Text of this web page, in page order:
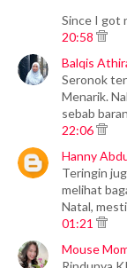
Since I got
20:58
Balqis
Seronok
Menarik.
sebab
22:06
Hanny
Teringin
melihat
Natal,
01:21
Mouse